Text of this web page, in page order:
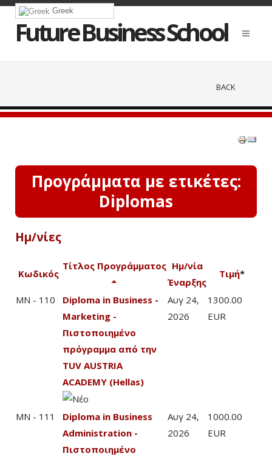
Greek
Future Business School
BACK
Προγράμματα με ετικέτες:
Diplomas
Ημ/νίες
Κωδικός
Τίτλος Προγράμματος Ημ/νία
Έναρξης
Τιμή*
MN - 110
Diploma in Business -
Marketing -
Πιστοποιημένο
πρόγραμμα από την
TUV AUSTRIA
ACADEMY (Hellas)
Αυγ 24,
2026
1300.00
EUR
MN - 111
Diploma in Business
Administration -
Πιστοποιημένο
Αυγ 24,
2026
1000.00
EUR